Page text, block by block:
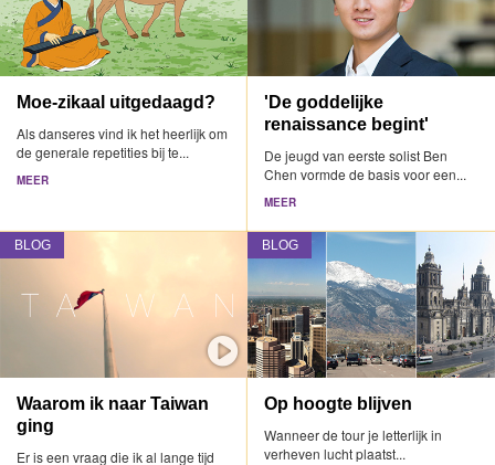
Moe-zikaal uitgedaagd?
Als danseres vind ik het heerlijk om
de generale repetities bij te...
MEER
'De goddelijke
renaissance begint'
De jeugd van eerste solist Ben
Chen vormde de basis voor een...
MEER
BLOG
Waarom ik naar Taiwan
ging
Er is een vraag die ik al lange tijd
BLOG
Op hoogte blijven
Wanneer de tour je letterlijk in
verheven lucht plaatst...